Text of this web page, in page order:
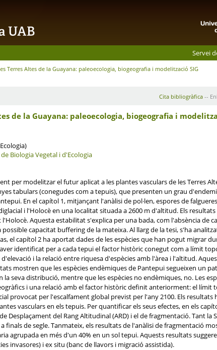
Servei
Terres Altes de la Guayana: paleoecologia, biogeografia i modelització SIG
Cita bibliogràfica--
de la Guayana: paleoecologia, biogeografia i
Biologia Vegetal i d'Ecologia
per modelitzar el futur aplicat a les plantes vasculars de les Terres
tabulars (conegudes com a tepuis), que presenten un grau
En el capítol 1, mitjançant l'anàlisi de pol·len, espores de
i l'Holocè en una localitat situada a 2600 m d'altitud. Els
Aquesta estabilitat s'explica per una bada, com l'absència de
capacitat buffering de la mateixa. Al llarg de la tesi, s'ha
el capítol 2 ha aportat dades de les espècies que han pogut migrar
identificat per a cada tepui el factor històric conegut com a límit
i la relació entre riquesa d'espècies amb l'àrea i l'altitud.
mostren que les espècies endèmiques de Pantepui segueixen un
seva distribució, mentre que les espècies no endèmiques, no. Les
i una relació amb el factor històric definit anteriorment: el límit
provocat per l'escalfament global previst per l'any 2100. Els
vasculars en els tepuis. Per quantificar els seus efectes, en els
Desplaçament del Rang Altitudinal (ARD) i el de fragmentació. Tant la
finals de segle. Tanmateix, els resultats de l'anàlisi de fragmentació
agrupada en més d'un 40% en un sol tepui. Aquests resultats
invasores) i ex situ (banc de llavors i migració assistida).